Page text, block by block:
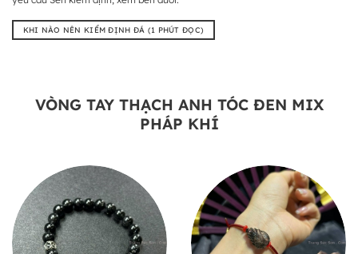
KHI NÀO NÊN KIỂM ĐỊNH ĐÁ (1 PHÚT ĐỌC)
VÒNG TAY THẠCH ANH TÓC ĐEN MIX
PHÁP KHÍ